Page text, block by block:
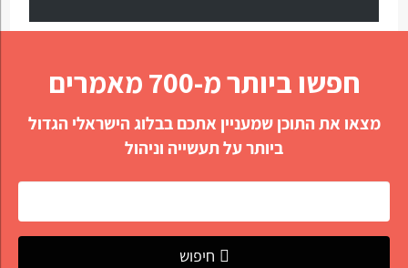
חפשו ביותר מ-700 מאמרים
מצאו את התוכן שמעניין אתכם בבלוג הישראלי הגדול
ביותר על תעשייה וניהול
חיפוש